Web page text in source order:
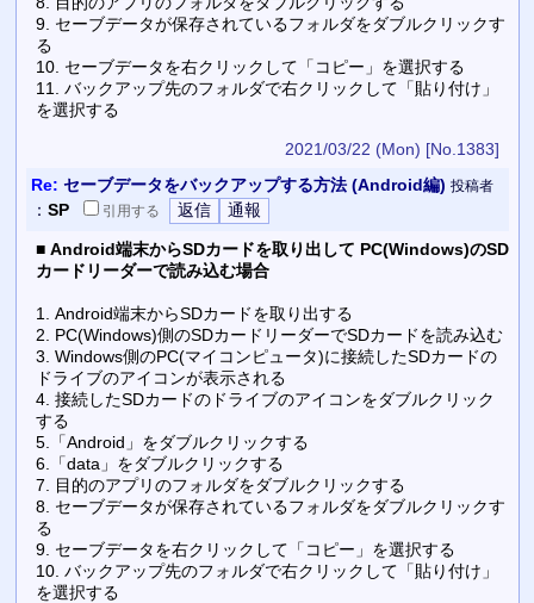
9. セーブデータが保存されているフォルダをダブルクリックす
る
10. セーブデータを右クリックして「コピー」を選択する
11. バックアップ先のフォルダで右クリックして「貼り付け」
を選択する
2021/03/22 (Mon) [No.1383]
Re: セーブデータをバックアップする方法 (Android編) 投稿者
： SP 引用する
■ Android端末からSDカードを取り出して PC(Windows)のSD
カードリーダーで読み込む場合
1. Android端末からSDカードを取り出する
2. PC(Windows)側のSDカードリーダーでSDカードを読み込む
3. Windows側のPC(マイコンピュータ)に接続したSDカードの
ドライブのアイコンが表示される
4. 接続したSDカードのドライブのアイコンをダブルクリック
する
5.「Android」をダブルクリックする
6.「data」をダブルクリックする
7. 目的のアプリのフォルダをダブルクリックする
8. セーブデータが保存されているフォルダをダブルクリックす
る
9. セーブデータを右クリックして「コピー」を選択する
10. バックアップ先のフォルダで右クリックして「貼り付け」
を選択する